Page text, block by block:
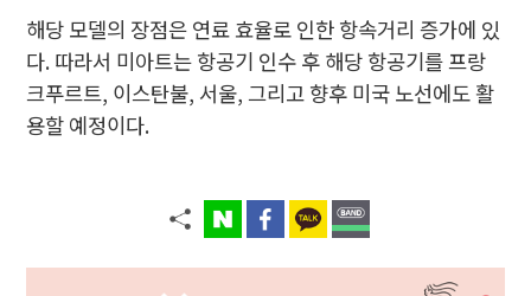
해당 모델의 장점은 연료 효율로 인한 항속거리 증가에 있
다. 따라서 미아트는 항공기 인수 후 해당 항공기를 프랑
크푸르트, 이스탄불, 서울, 그리고 향후 미국 노선에도 활
용할 예정이다.